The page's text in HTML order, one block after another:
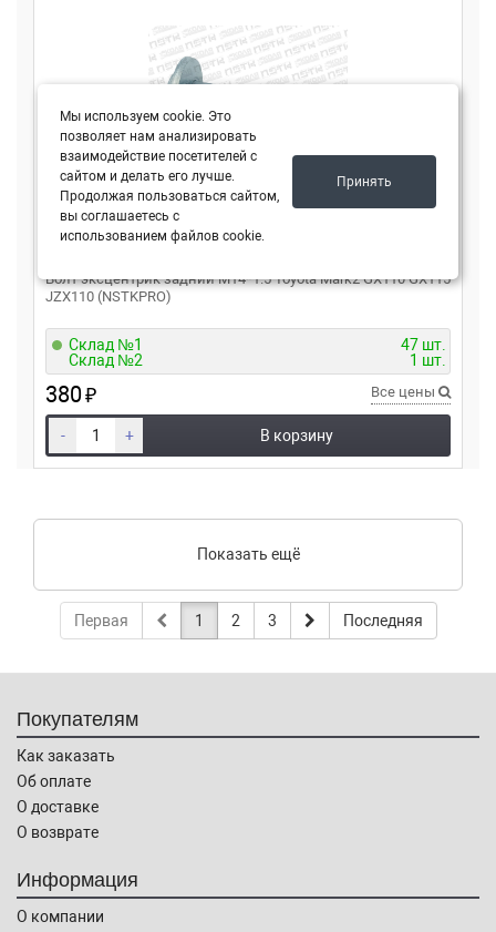
Болт эксцентрик задний M14*1.5 Toyota Mark2 GX110 GX115
JZX110 (NSTKPRO)
Склад №1
47 шт.
Склад №2
1 шт.
380₽ Все цены
- + В корзину
Показать ещё
Первая 1 2 3 Последняя
Покупателям
Как заказать
Об оплате
О доставке
О возврате
Информация
О компании
Мы используем cookie. Это
позволяет нам анализировать
взаимодействие посетителей с
сайтом и делать его лучше.
Продолжая пользоваться сайтом,
вы соглашаетесь с
использованием файлов cookie.
Принять